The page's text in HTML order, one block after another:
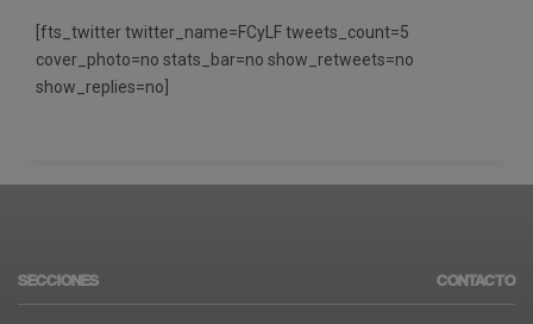
[fts_twitter twitter_name=FCyLF tweets_count=5
cover_photo=no stats_bar=no show_retweets=no
show_replies=no]
SECCIONES CONTACTO